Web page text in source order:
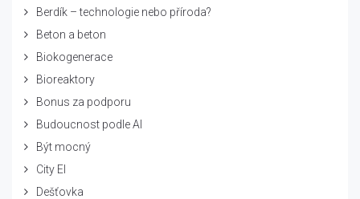
Berdík – technologie nebo příroda?
Beton a beton
Biokogenerace
Bioreaktory
Bonus za podporu
Budoucnost podle AI
Být mocný
City El
Dešťovka